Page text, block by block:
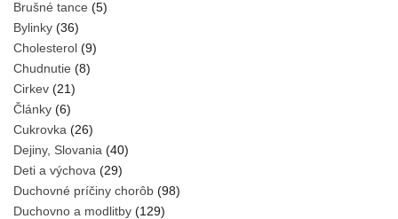
Brušné tance (5)
Bylinky (36)
Cholesterol (9)
Chudnutie (8)
Cirkev (21)
Články (6)
Cukrovka (26)
Dejiny, Slovania (40)
Deti a výchova (29)
Duchovné príčiny chorôb (98)
Duchovno a modlitby (129)